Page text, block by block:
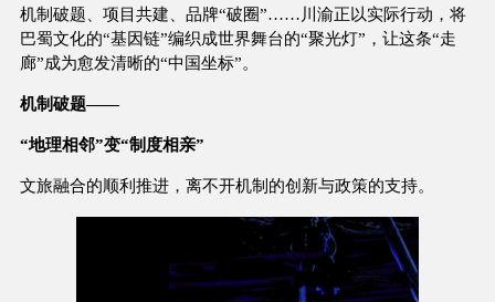
机制破题、项目共建、品牌“破圈”……川渝正以实际行动，将
巴蜀文化的“基因链”编织成世界舞台的“聚光灯”，让这条“走
廊”成为愈发清晰的“中国坐标”。
机制破题——
“地理相邻”变“制度相亲”
文旅融合的顺利推进，离不开机制的创新与政策的支持。